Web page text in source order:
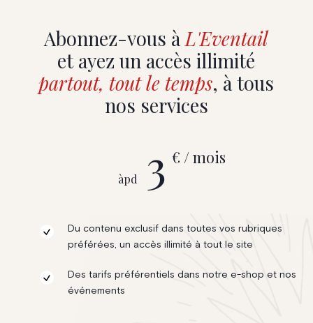
Abonnez-vous àL'Eventail
et ayez un accès illimité
partout, tout le temps, à tous
nos services
àpd 3 € / mois
Du contenu exclusif dans toutes vos rubriques
préférées, un accès illimité à tout le site
Des tarifs préférentiels dans notre e-shop et nos
événements